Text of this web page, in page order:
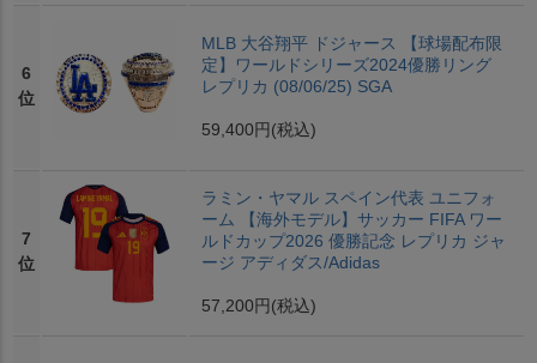
6
位
MLB 大谷翔平 ドジャース 【球場配布限
定】ワールドシリーズ2024優勝リング
レプリカ (08/06/25) SGA
59,400円 (税込)
7
位
ラミン・ヤマル スペイン代表 ユニフォ
ーム 【海外モデル】サッカー FIFA ワー
ルドカップ2026 優勝記念 レプリカ ジャ
ージ アディダス/Adidas
57,200円 (税込)